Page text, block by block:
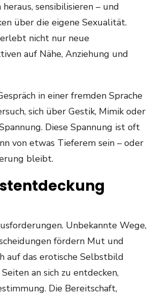
sensibilisieren – und
über die eigene Sexualität.
nicht nur neue
auf Nähe, Anziehung und
in einer fremden Sprache
sich über Gestik, Mimik oder
Diese Spannung ist oft
von etwas Tieferem sein – oder
bleibt.
Unbekannte Wege,
fördern Mut und
auf das erotische Selbstbild
an sich zu entdecken,
Die Bereitschaft,